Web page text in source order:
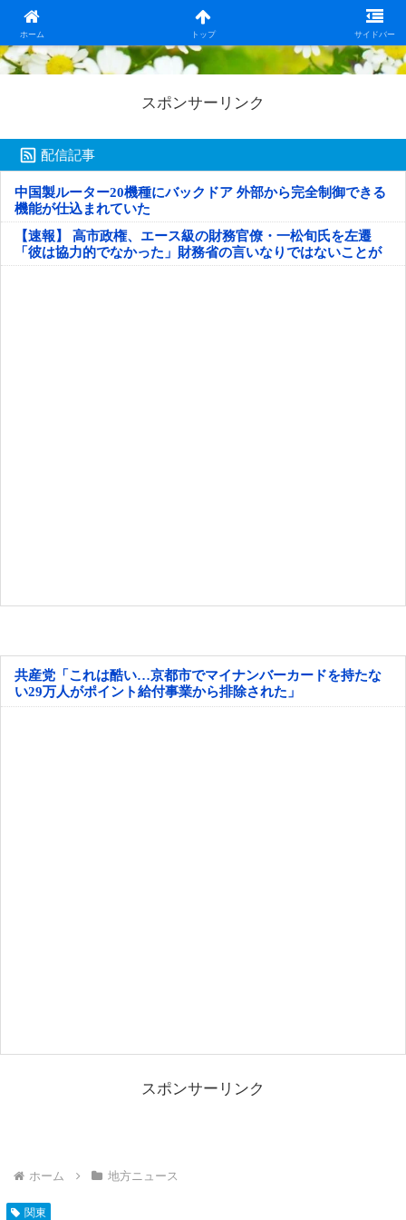
ホーム トップ サイドバー
日本第一！ニュース録
スポンサーリンク
配信記事
中国製ルーター20機種にバックドア 外部から完全制御できる
機能が仕込まれていた
【速報】 高市政権、エース級の財務官僚・一松旬氏を左遷
「彼は協力的でなかった」財務省の言いなりではないことが
判明
共産党「これは酷い…京都市でマイナンバーカードを持たな
い29万人がポイント給付事業から排除された」
スポンサーリンク
ホーム 地方ニュース
関東